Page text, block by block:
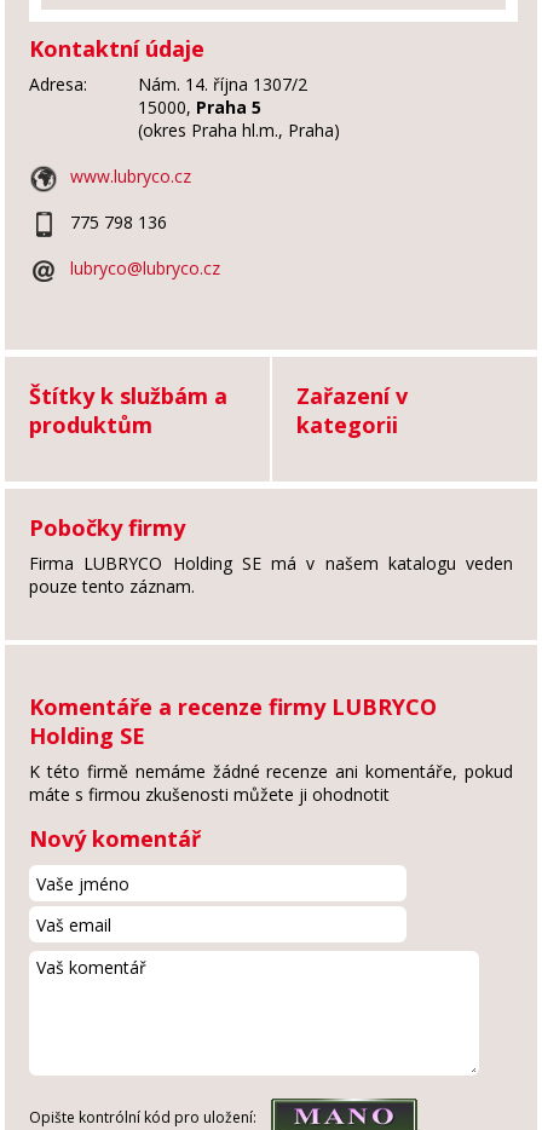
Kontaktní údaje
Adresa:
Nám. 14. října 1307/2
15000, Praha 5
(okres Praha hl.m., Praha)
www.lubryco.cz
775 798 136
lubryco@lubryco.cz
Štítky k službám a
produktům
Zařazení v
kategorii
Pobočky firmy
Firma LUBRYCO Holding SE má v našem katalogu veden
pouze tento záznam.
Komentáře a recenze firmy LUBRYCO
Holding SE
K této firmě nemáme žádné recenze ani komentáře, pokud
máte s firmou zkušenosti můžete ji ohodnotit
Nový komentář
Opište kontrólní kód pro uložení: